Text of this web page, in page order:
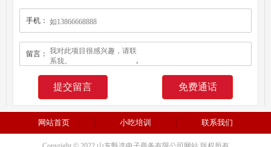
手机：
留言：
免费通话
网站首页 小吃培训 联系我们